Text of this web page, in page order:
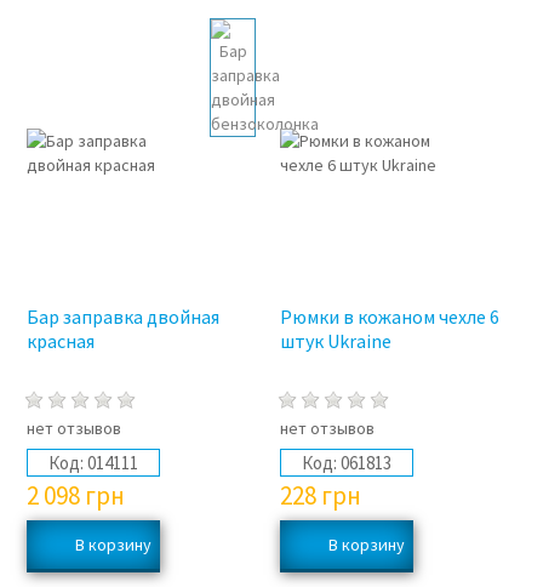
Бар заправка двойная
красная
нет отзывов
Код: 014111
2 098 грн
Рюмки в кожаном чехле 6
штук Ukraine
нет отзывов
Код: 061813
228 грн